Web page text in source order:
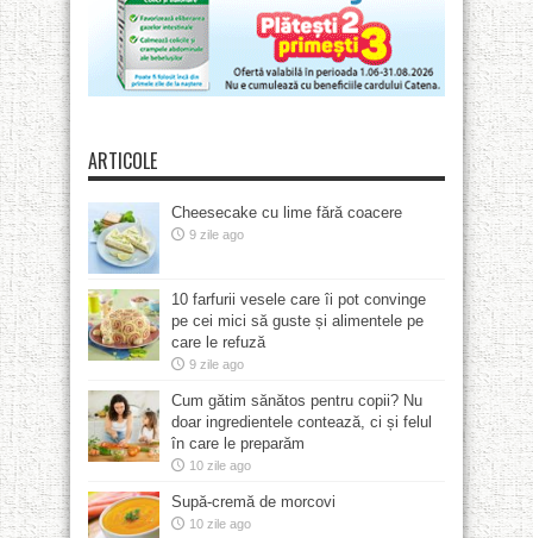
ARTICOLE
Cheesecake cu lime fără coacere
9 zile ago
10 farfurii vesele care îi pot convinge
pe cei mici să guste și alimentele pe
care le refuză
9 zile ago
Cum gătim sănătos pentru copii? Nu
doar ingredientele contează, ci și felul
în care le preparăm
10 zile ago
Supă-cremă de morcovi
10 zile ago